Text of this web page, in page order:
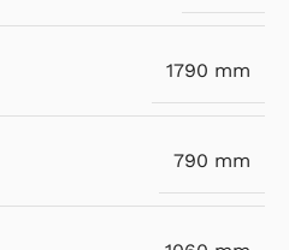
1790 mm
790 mm